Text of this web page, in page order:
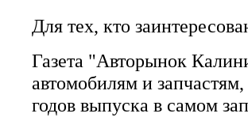
Для тех, кто
Газета "Авторынок
автомобилям и
годов выпуска в самом